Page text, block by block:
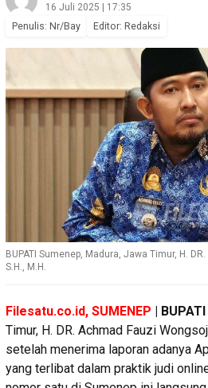
16 Juli 2025 | 17:35
Penulis: Nr/Bay Editor: Redaksi
BUPATI Sumenep, Madura, Jawa Timur, H.
S.H., M.H.
Filesatu.co.id, SUMENEP | BUPATI
Timur, H. DR. Achmad Fauzi
setelah menerima laporan adanya
yang terlibat dalam praktik judi